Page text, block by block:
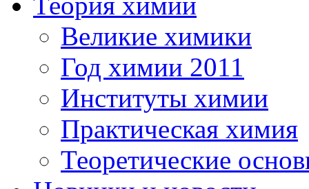
Великие химики
Год химии 2011
Институты химии
Практическая химия
Теоретические